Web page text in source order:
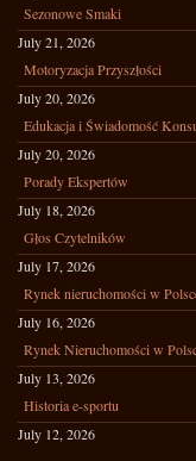
Sezonowe Smaki
July 21, 2026
Motoryzacja Przyszłości
July 20, 2026
Edukacja i Świadomość
July 20, 2026
Porady Ekspertów
July 18, 2026
Głos Czytelników
July 17, 2026
Rynek nieruchomości w
July 16, 2026
Rynek Nieruchomości w
July 13, 2026
Historia e-sportu
July 12, 2026